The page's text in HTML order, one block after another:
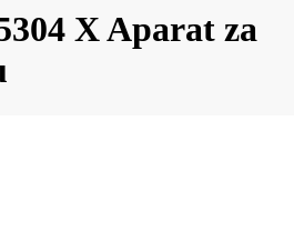
X Aparat za